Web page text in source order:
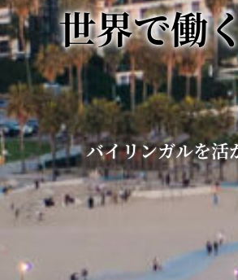
世界で働
バイリンガルを活